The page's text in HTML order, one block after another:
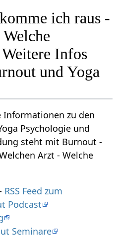
ich raus -
Infos
und Yoga
zu den
Psychologie und
steht mit Burnout -
Arzt - Welche
RSS Feed zum
Podcast
Seminare